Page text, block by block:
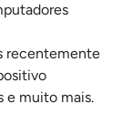
recentemente
e muito mais.